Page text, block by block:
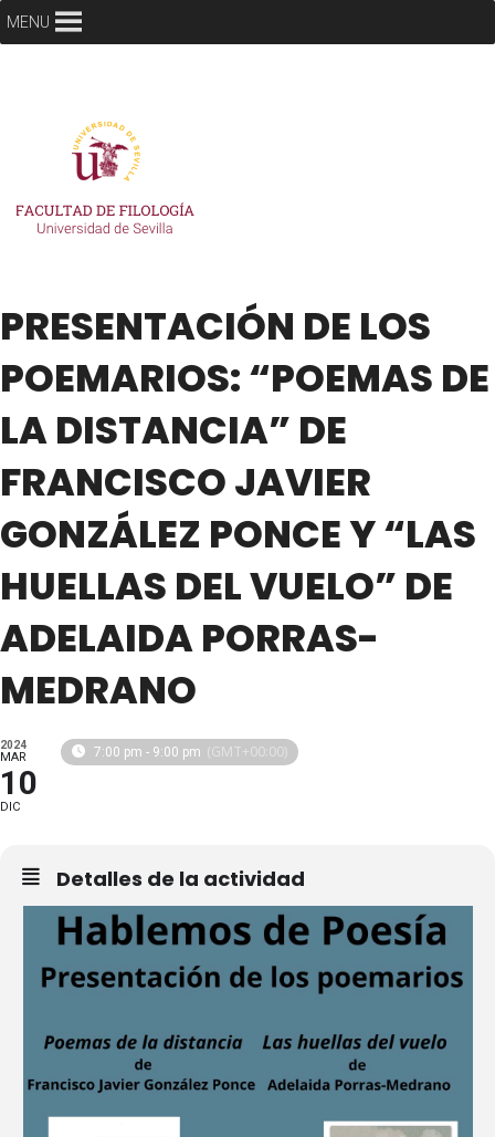
MENU
PRESENTACIÓN DE LOS
POEMARIOS: “POEMAS DE
LA DISTANCIA” DE
FRANCISCO JAVIER
GONZÁLEZ PONCE Y “LAS
HUELLAS DEL VUELO” DE
ADELAIDA PORRAS-
MEDRANO
2024
MAR
10
DIC
7:00 pm - 9:00 pm (GMT+00:00)
Detalles de la actividad